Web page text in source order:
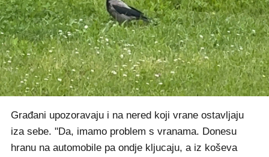
Građani upozoravaju i na nered koji vrane ostavljaju
iza sebe. "Da, imamo problem s vranama. Donesu
hranu na automobile pa ondje kljucaju, a iz koševa